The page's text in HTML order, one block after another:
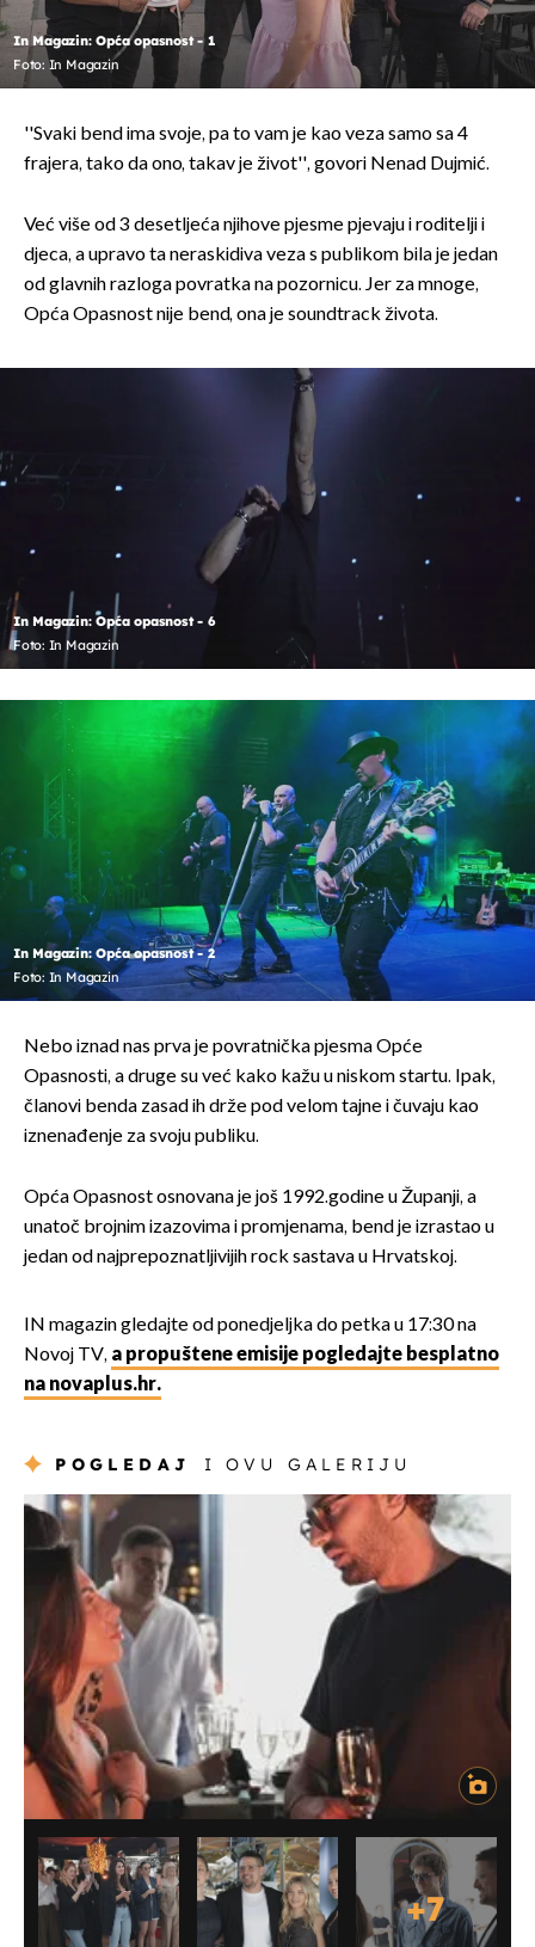
In Magazin: Opća opasnost - 1
Foto: In Magazin
''Svaki bend ima svoje, pa to vam je kao veza samo sa 4
frajera, tako da ono, takav je život'', govori Nenad Dujmić.
Već više od 3 desetljeća njihove pjesme pjevaju i roditelji i
djeca, a upravo ta neraskidiva veza s publikom bila je jedan
od glavnih razloga povratka na pozornicu. Jer za mnoge,
Opća Opasnost nije bend, ona je soundtrack života.
In Magazin: Opća opasnost - 6
Foto: In Magazin
In Magazin: Opća opasnost - 2
Foto: In Magazin
Nebo iznad nas prva je povratnička pjesma Opće
Opasnosti, a druge su već kako kažu u niskom startu. Ipak,
članovi benda zasad ih drže pod velom tajne i čuvaju kao
iznenađenje za svoju publiku.
Opća Opasnost osnovana je još 1992.godine u Županji, a
unatoč brojnim izazovima i promjenama, bend je izrastao u
jedan od najprepoznatljivijih rock sastava u Hrvatskoj.
IN magazin gledajte od ponedjeljka do petka u 17:30 na
Novoj TV, a propuštene emisije pogledajte besplatno
na novaplus.hr.
POGLEDAJ I OVU GALERIJU
+7